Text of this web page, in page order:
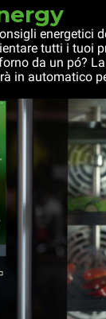
energetici
tutti i tuoi
da un pó?
in automatico